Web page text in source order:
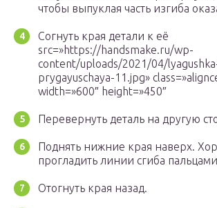
чтобы выпуклая часть изгиба
Согнуть края детали к её
src=»https://handsmake.ru/wp-
content/uploads/2021/04/
prygayuschaya-11.jpg»
width=»600″ height=»450″
Перевернуть деталь на другую
Поднять нижние края наверх.
прогладить линии сгиба
Отогнуть края назад.